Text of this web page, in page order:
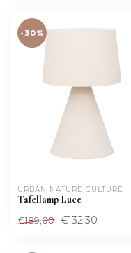
-30%
URBAN NATURE CULTURE
Tafellamp Luce
€189,00 €132,30